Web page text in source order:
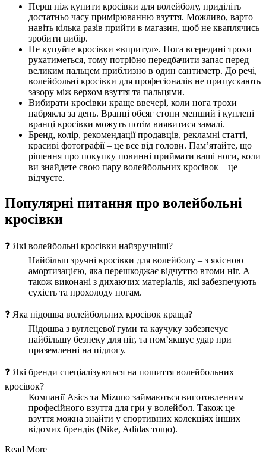
Перш ніж купити кросівки для волейболу, приділіть
достатньо часу примірюванню взуття. Можливо, варто
навіть кілька разів прийти в магазин, щоб не кваплячись
зробити вибір.
Не купуйте кросівки «впритул». Нога всередині трохи
рухатиметься, тому потрібно передбачити запас перед
великим пальцем приблизно в один сантиметр. До речі,
волейбольні кросівки для професіоналів не припускають
зазору між верхом взуття та пальцями.
Вибирати кросівки краще ввечері, коли нога трохи
набрякла за день. Вранці обсяг стопи менший і куплені
вранці кросівки можуть потім виявитися замалі.
Бренд, колір, рекомендації продавців, рекламні статті,
красиві фотографії – це все від голови. Пам’ятайте, що
рішення про покупку повинні приймати ваші ноги, коли
ви знайдете свою пару волейбольних кросівок – це
відчуєте.
Популярні питання про волейбольні
кросівки
❓ Які волейбольні кросівки найзручніші?
Найбільш зручні кросівки для волейболу – з якісною
амортизацією, яка перешкоджає відчуттю втоми ніг. А
також виконані з дихаючих матеріалів, які забезпечують
сухість та прохолоду ногам.
❓ Яка підошва волейбольних кросівок краща?
Підошва з вуглецевої гуми та каучуку забезпечує
найбільшу безпеку для ніг, та пом’якшує удар при
приземленні на підлогу.
❓ Які бренди спеціалізуються на пошиття волейбольних
кросівок?
Компанії Asics та Mizuno займаються виготовленням
професійного взуття для гри у волейбол. Також це
взуття можна знайти у спортивних колекціях інших
відомих брендів (Nike, Adidas тощо).
Read More